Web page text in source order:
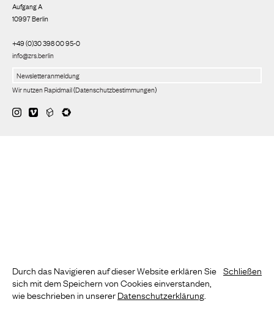
Aufgang A
10997 Berlin
+49 (0)30 398 00 95-0
info@zrs.berlin
Wir nutzen Rapidmail(Datenschutzbestimmungen)
Durch das Navigieren auf dieser Website erklären Sie
sich mit dem Speichern von Cookies einverstanden,
wie beschrieben in unsererDatenschutzerklärung
Schließen